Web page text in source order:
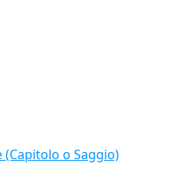
o Saggio)